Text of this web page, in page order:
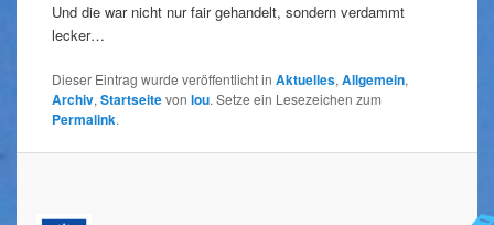
Und die war nicht nur fair gehandelt, sondern verdammt
lecker…
Dieser Eintrag wurde veröffentlicht in Aktuelles, Allgemein,
Archiv, Startseitevon lou. Setze ein Lesezeichen zum
Permalink.